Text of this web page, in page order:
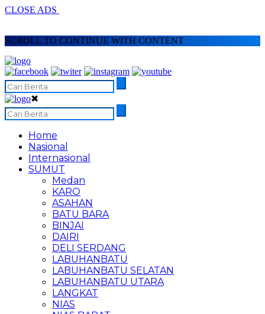
CLOSE ADS
SCROLL TO CONTINUE WITH CONTENT
✖
Home
Nasional
Internasional
SUMUT
Medan
KARO
ASAHAN
BATU BARA
BINJAI
DAIRI
DELI SERDANG
LABUHANBATU
LABUHANBATU SELATAN
LABUHANBATU UTARA
LANGKAT
NIAS